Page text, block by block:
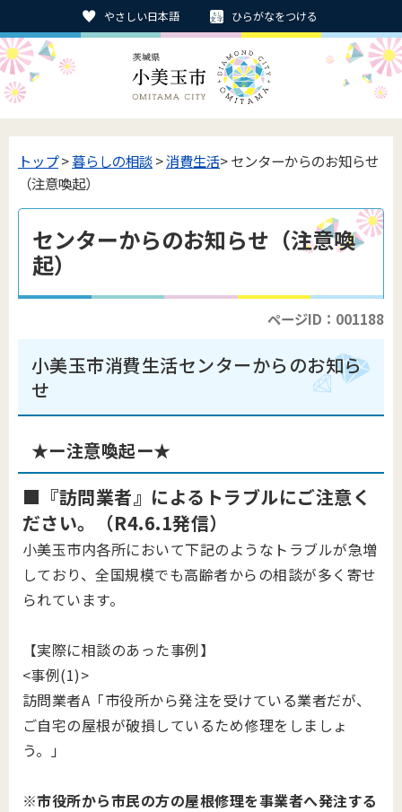
やさしい日本語 ひらがなをつける
トップ>暮らしの相談>消費生活> センターからのお知らせ
（注意喚起）
センターからのお知らせ（注意喚
起）
ページID：001188
小美玉市消費生活センターからのお知ら
せ
★ー注意喚起ー★
■『訪問業者』によるトラブルにご注意く
ださい。（R4.6.1発信）
小美玉市内各所において下記のようなトラブルが急増
しており、全国規模でも高齢者からの相談が多く寄せ
られています。
【実際に相談のあった事例】
<事例(1)>
訪問業者A「市役所から発注を受けている業者だが、
ご自宅の屋根が破損しているため修理をしましょ
う。」
※市役所から市民の方の屋根修理を事業者へ発注する